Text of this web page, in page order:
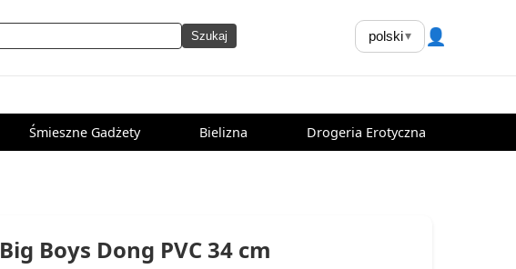
Szukaj polski▾ 👤
Śmieszne Gadżety Bielizna Drogeria Erotyczna
Big Boys Dong PVC 34 cm